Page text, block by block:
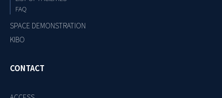
FAQ
SPACE DEMONSTRATION
KIBO
CONTACT